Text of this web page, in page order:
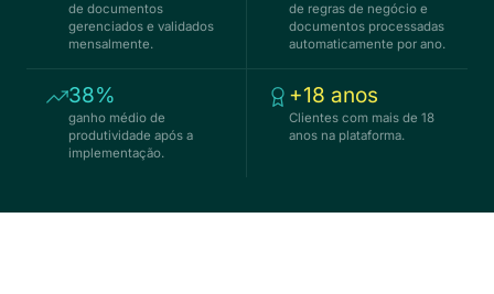
de documentos
gerenciados e validados
mensalmente.
de regras de negócio e
documentos processadas
automaticamente por ano.
38%
ganho médio de
produtividade após a
implementação.
+18 anos
Clientes com mais de 18
anos na plataforma.